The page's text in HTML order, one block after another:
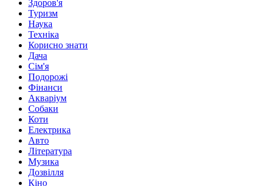
Здоров'я
Туризм
Наука
Техніка
Корисно знати
Дача
Сім'я
Подорожі
Фінанси
Акваріум
Собаки
Коти
Електрика
Авто
Література
Музика
Дозвілля
Кіно